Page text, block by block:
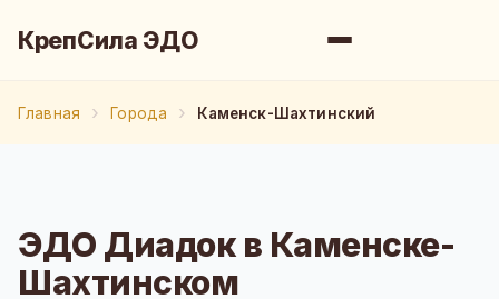
КрепСила ЭДО
Главная Города Каменск-Шахтинский
ЭДО Диадок в Каменске-
Шахтинском